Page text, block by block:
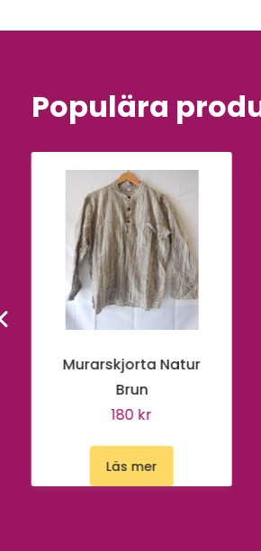
Populära
Murarskjorta Natur
Brun
180 kr
Läs mer